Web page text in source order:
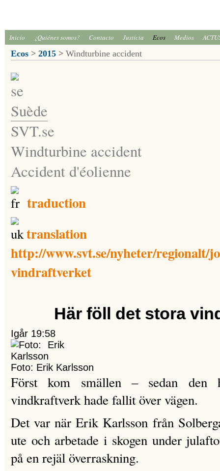
Inicio ¿Quiénes somos? Contacto Justicia Ecos Medios
Ecos > 2015 > Windturbine accident
Suède
SVT.se
Windturbine accident
Accident d'éolienne
traduction
translation
http://www.svt.se/nyheter/regionalt/
vindraftverket
Här föll det stora
Igår 19:58
Foto: Erik Karlsson
Först kom smällen – sedan den
vindkraftverk hade fallit över vägen.
Det var när Erik Karlsson från
ute och arbetade i skogen under
på en rejäl överraskning.